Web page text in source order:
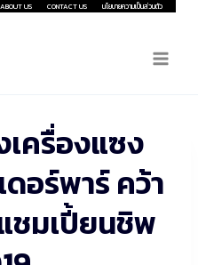
ABOUT US CONTACT US นโยบายความเป็นส่วนตัว
เครื่องแซง
ดอร์พาร์ คว้า
มเปี้ยนชิพ